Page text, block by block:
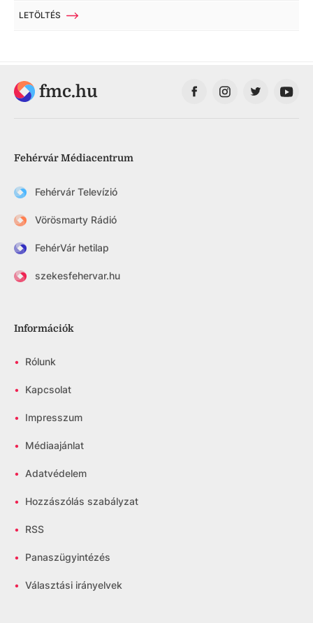
LETÖLTÉS
fmc.hu
Fehérvár Médiacentrum
Fehérvár Televízió
Vörösmarty Rádió
FehérVár hetilap
szekesfehervar.hu
Információk
• Rólunk
• Kapcsolat
• Impresszum
• Médiaajánlat
• Adatvédelem
• Hozzászólás szabályzat
• RSS
• Panaszügyintézés
• Választási irányelvek